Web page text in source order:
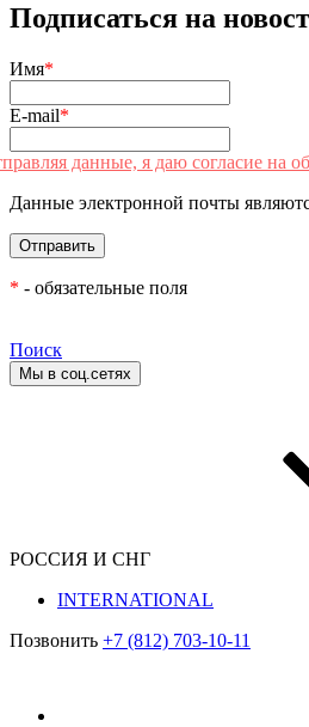
Подписаться на
Имя*
E-mail*
данные, я даю согласие на
Данные электронной почты
* - обязательные поля
Поиск
Мы в соц.сетях
РОССИЯ И СНГ
INTERNATIONAL
Позвонить +7 (812) 703-10-11